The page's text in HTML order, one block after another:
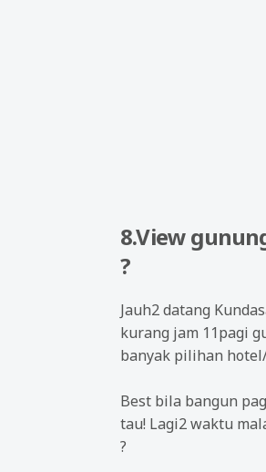
8.View
?
Jauh2 datang
kurang jam 11pagi
banyak pilihan
Best bila bangun
tau! Lagi2 waktu
?